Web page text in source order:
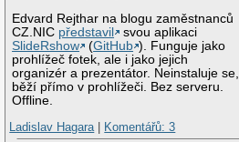
Edvard Rejthar na blogu zaměstnanců
CZ.NIC představil
svou aplikaci
SlideRshow
(GitHub ). Funguje jako
prohlížeč fotek, ale i jako jejich
organizér a prezentátor. Neinstaluje se,
běží přímo v prohlížeči. Bez serveru.
Offline.
Ladislav Hagara| Komentářů: 3